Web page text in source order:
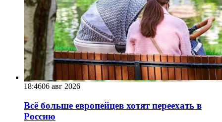
18:4606 авг 2026
Всё больше европейцев хотят переехать в
Россию